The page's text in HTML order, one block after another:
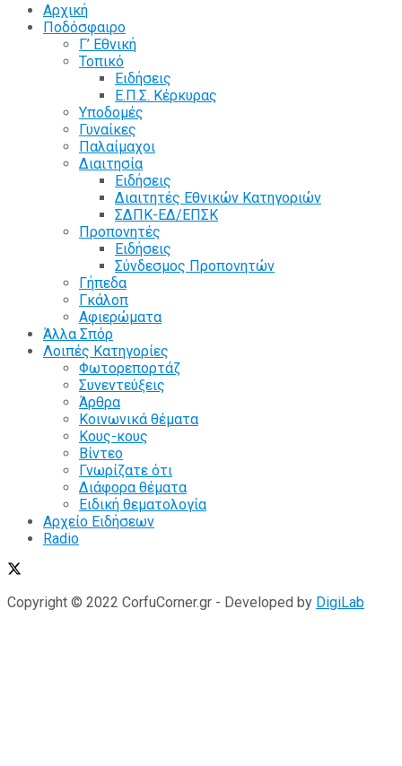
Αρχική
Ποδόσφαιρο
Γ’ Εθνική
Τοπικό
Ειδήσεις
Ε.Π.Σ. Κέρκυρας
Υποδομές
Γυναίκες
Παλαίμαχοι
Διαιτησία
Ειδήσεις
Διαιτητές Εθνικών Κατηγοριών
ΣΔΠΚ-ΕΔ/ΕΠΣΚ
Προπονητές
Ειδήσεις
Σύνδεσμος Προπονητών
Γήπεδα
Γκάλοπ
Αφιερώματα
Άλλα Σπόρ
Λοιπές Κατηγορίες
Φωτορεπορτάζ
Συνεντεύξεις
Άρθρα
Κοινωνικά θέματα
Κους-κους
Βίντεο
Γνωρίζατε ότι
Διάφορα θέματα
Ειδική θεματολογία
Αρχείο Ειδήσεων
Radio
Copyright © 2022 CorfuCorner.gr - Developed by DigiLab